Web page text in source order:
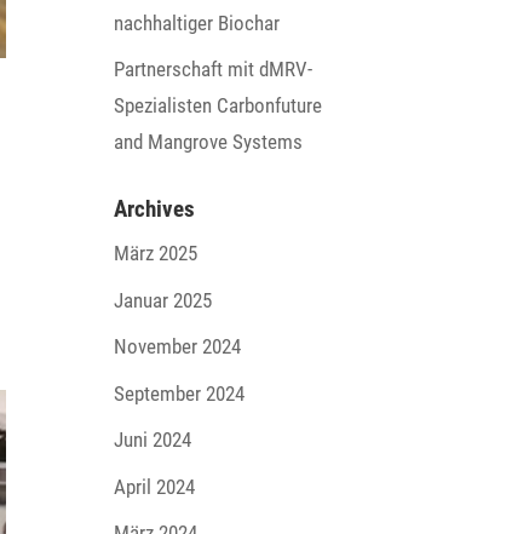
nach­hal­tiger Biochar
Part­ner­schaft mit dMRV-
Spezia­listen Carbon­fu­ture
and Mangrove Systems
Archives
März 2025
Januar 2025
November 2024
September 2024
Juni 2024
April 2024